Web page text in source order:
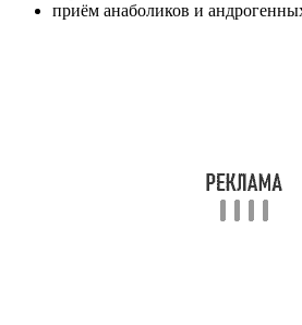
приём анаболиков и